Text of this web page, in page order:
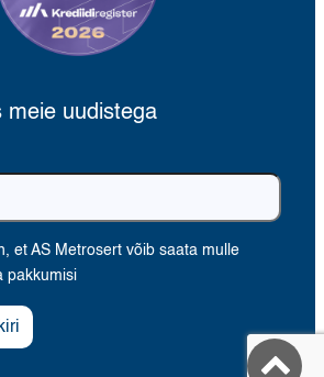
meie uudistega
et AS Metrosert võib saata mulle
pakkumisi